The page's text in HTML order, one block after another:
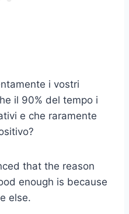
i vostri
il 90% del tempo i
e che raramente
that the reason
enough is because
else.